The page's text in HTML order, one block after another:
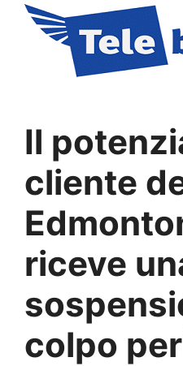
contenuto
Il
cliente
riceve
colpo